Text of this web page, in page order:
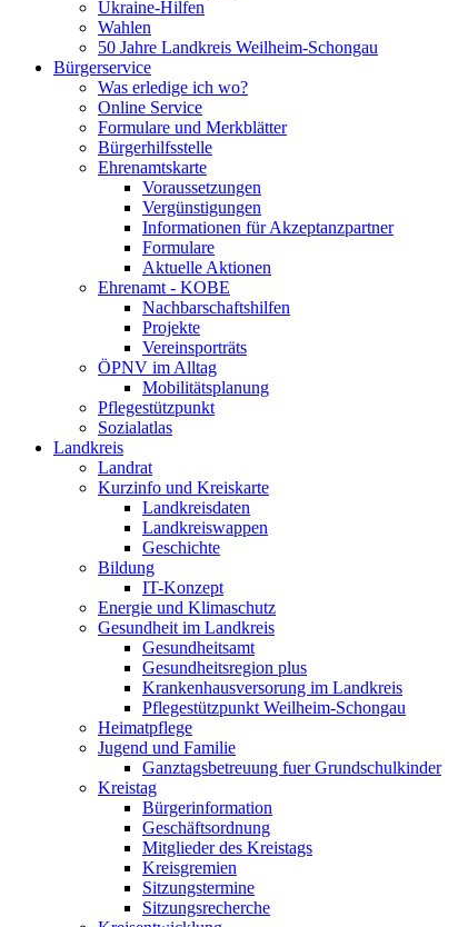
Ukraine-Hilfen
Wahlen
50 Jahre Landkreis Weilheim-Schongau
Bürgerservice
Was erledige ich wo?
Online Service
Formulare und Merkblätter
Bürgerhilfsstelle
Ehrenamtskarte
Voraussetzungen
Vergünstigungen
Informationen für Akzeptanzpartner
Formulare
Aktuelle Aktionen
Ehrenamt - KOBE
Nachbarschaftshilfen
Projekte
Vereinsporträts
ÖPNV im Alltag
Mobilitätsplanung
Pflegestützpunkt
Sozialatlas
Landkreis
Landrat
Kurzinfo und Kreiskarte
Landkreisdaten
Landkreiswappen
Geschichte
Bildung
IT-Konzept
Energie und Klimaschutz
Gesundheit im Landkreis
Gesundheitsamt
Gesundheitsregion plus
Krankenhausversorung im Landkreis
Pflegestützpunkt Weilheim-Schongau
Heimatpflege
Jugend und Familie
Ganztagsbetreuung fuer Grundschulkinder
Kreistag
Bürgerinformation
Geschäftsordnung
Mitglieder des Kreistags
Kreisgremien
Sitzungstermine
Sitzungsrecherche